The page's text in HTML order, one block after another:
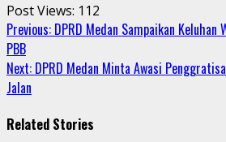
Post Views: 112
Continue
Reading
Previous: DPRD Medan Sampaikan Keluhan
PBB
Next: DPRD Medan Minta Awasi
Jalan
Related Stories